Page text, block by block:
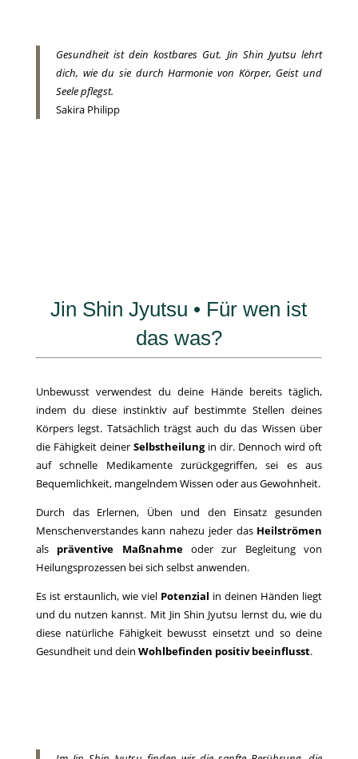
Gesundheit ist dein kostbares Gut. Jin Shin Jyutsu lehrt
dich, wie du sie durch Harmonie von Körper, Geist und
Seele pflegst.
Sakira Philipp
Jin Shin Jyutsu • Für wen ist
das was?
Unbewusst verwendest du deine Hände bereits täglich,
indem du diese instinktiv auf bestimmte Stellen deines
Körpers legst. Tatsächlich trägst auch du das Wissen über
die Fähigkeit deiner Selbstheilungin dir. Dennoch wird oft
auf schnelle Medikamente zurückgegriffen, sei es aus
Bequemlichkeit, mangelndem Wissen oder aus Gewohnheit.
Durch das Erlernen, Üben und den Einsatz gesunden
Menschenverstandes kann nahezu jeder das Heilströmen
als präventive Maßnahmeoder zur Begleitung von
Heilungsprozessen bei sich selbst anwenden.
Es ist erstaunlich, wie viel Potenzial in deinen Händen liegt
und du nutzen kannst. Mit Jin Shin Jyutsu lernst du, wie du
diese natürliche Fähigkeit bewusst einsetzt und so deine
Gesundheit und dein Wohlbefinden positiv beeinflusst.